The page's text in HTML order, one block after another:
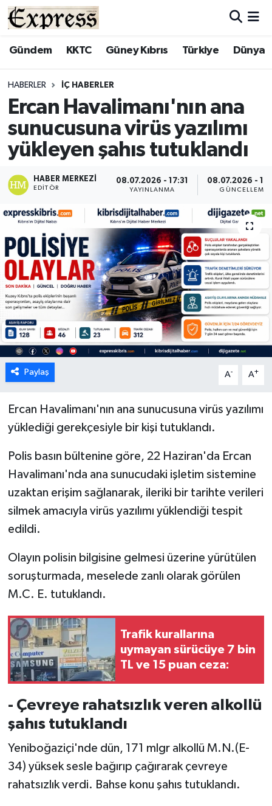
Gündem KKTC Güney Kıbrıs Türkiye Dünya
HABERLER İÇ HABERLER
Ercan Havalimanı'nın ana
sunucusuna virüs yazılımı
yükleyen şahıs tutuklandı
HABER MERKEZI
EDITÖR
08.07.2026 - 17:31
YAYINLANMA
08.07.2026 -
GÜNCELLEME
Paylaş A- A+
Ercan Havalimanı'nın ana sunucusuna virüs yazılımı
yüklediği gerekçesiyle bir kişi tutuklandı.
Polis basın bültenine göre, 22 Haziran'da Ercan
Havalimanı'nda ana sunucudaki işletim sistemine
uzaktan erişim sağlanarak, ileriki bir tarihte verileri
silmek amacıyla virüs yazılımı yüklendiği tespit
edildi.
Olayın polisin bilgisine gelmesi üzerine yürütülen
soruşturmada, meselede zanlı olarak görülen
M.C. E. tutuklandı.
Trafik kurallarına
uymayan sürücüye 7 bin
TL ve 15 puan ceza:
- Çevreye rahatsızlık veren alkollü
şahıs tutuklandı
Yeniboğaziçi'nde dün, 171 mlgr alkollü M.N.(E-
34) yüksek sesle bağırıp çağırarak çevreye
rahatsızlık verdi. Bahse konu şahıs tutuklandı.
ALAYKÖY
BİLİM
ÇATALKÖY
EKONOMİ
ENGLISH
ESENTEPE
GAZİMAĞUSA
GİRNE
İÇ HABERLER
KÜLTÜR SANAT
LAPTA
MAGAZİN
ÖZEL HABER
SAĞLIK
SPOR
TATLISU
TEKNOLOJİ
Hava Durumu
Süper Lig Puan Durumu ve Fikstür
Tüm Manşetler